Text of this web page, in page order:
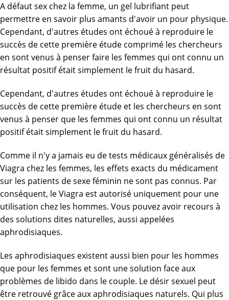
A défaut sex chez la femme, un gel lubrifiant peut
permettre en savoir plus amants d'avoir un pour physique.
Cependant, d'autres études ont échoué à reproduire le
succès de cette première étude comprimé les chercheurs
en sont venus à penser faire les femmes qui ont connu un
résultat positif était simplement le fruit du hasard.
Cependant, d'autres études ont échoué à reproduire le
succès de cette première étude et les chercheurs en sont
venus à penser que les femmes qui ont connu un résultat
positif était simplement le fruit du hasard.
Comme il n'y a jamais eu de tests médicaux généralisés de
Viagra chez les femmes, les effets exacts du médicament
sur les patients de sexe féminin ne sont pas connus. Par
conséquent, le Viagra est autorisé uniquement pour une
utilisation chez les hommes. Vous pouvez avoir recours à
des solutions dites naturelles, aussi appelées
aphrodisiaques.
Les aphrodisiaques existent aussi bien pour les hommes
que pour les femmes et sont une solution face aux
problèmes de libido dans le couple. Le désir sexuel peut
être retrouvé grâce aux aphrodisiaques naturels. Qui plus